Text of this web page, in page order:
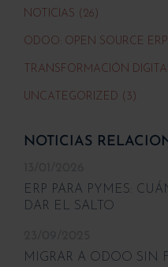
NOTICIAS (26)
ODOO: OPEN SOURCE
TRANSFORMACIÓN
UNCATEGORIZED (3)
NOTICIAS
ERP PARA PYMES:
DAR EL SALTO
MIGRAR A ODOO SIN